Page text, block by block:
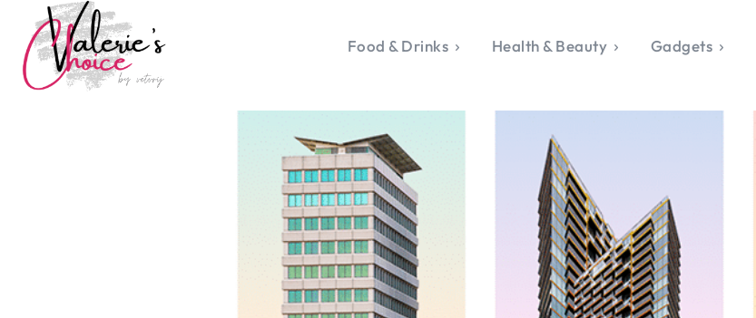
Food & Drinks
Happyness & Opmerkelijk
Lifestyle, Sport &
Duurzaamheid
Gadgets & Tech
Top 5 van Valerie
Health & Beauty
De Top 5
Contact
Food & Drinks Health & Beauty Gadgets